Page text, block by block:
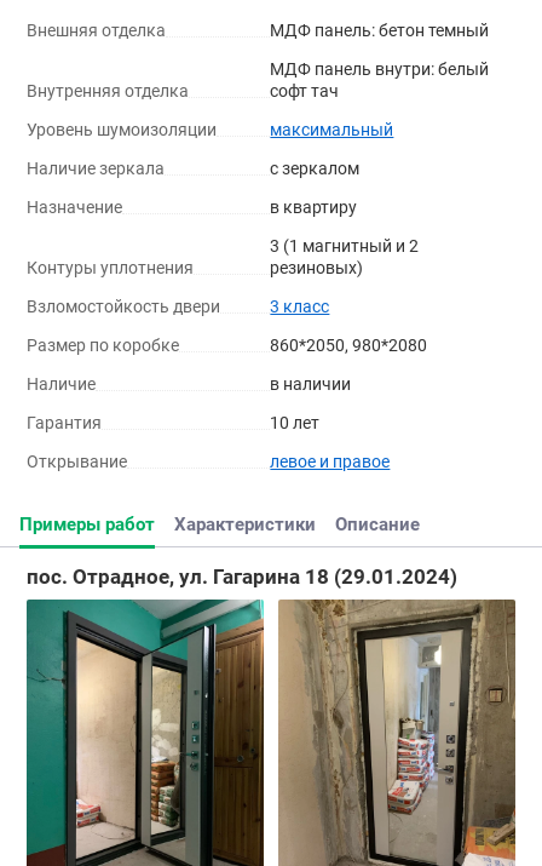
Внешняя отделка МДФ панель: бетон темный
Внутренняя отделка
МДФ панель внутри: белый
софт тач
Уровень шумоизоляции
максимальный
Наличие зеркала
с зеркалом
Назначение
в квартиру
Контуры уплотнения
3 (1 магнитный и 2
резиновых)
Взломостойкость двери
3 класс
Размер по коробке
860*2050, 980*2080
Наличие
в наличии
Гарантия
10 лет
Открывание
левое и правое
Примеры работ Характеристики Описание
пос. Отрадное, ул. Гагарина 18 (29.01.2024)